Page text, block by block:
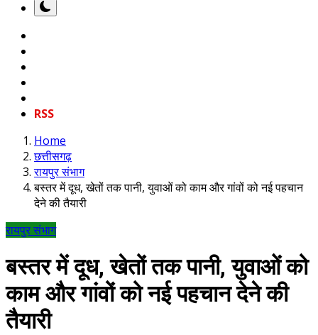
RSS
Home
छत्तीसगढ़
रायपुर संभाग
बस्तर में दूध, खेतों तक पानी, युवाओं को काम और गांवों को नई पहचान
देने की तैयारी
रायपुर संभाग
बस्तर में दूध, खेतों तक पानी, युवाओं को
काम और गांवों को नई पहचान देने की
तैयारी